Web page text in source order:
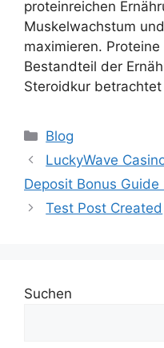
proteinreichen
Muskelwachstum
maximieren.
Bestandteil der
Steroidkur
Blog
LuckyWave
Deposit Bonus Guide
Test Post Created
Suchen